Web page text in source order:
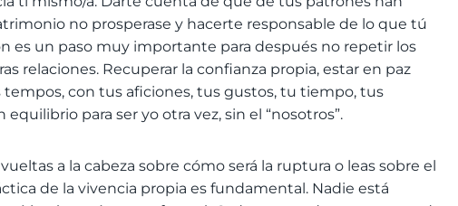
no prosperase y hacerte responsable de lo que tú
es un paso muy importante para después no repetir los
relaciones. Recuperar la confianza propia, estar en paz
con tus aficiones, tus gustos, tu tiempo, tus
para ser yo otra vez, sin el “nosotros”.
a la cabeza sobre cómo será la ruptura o leas sobre el
de la vivencia propia es fundamental. Nadie está